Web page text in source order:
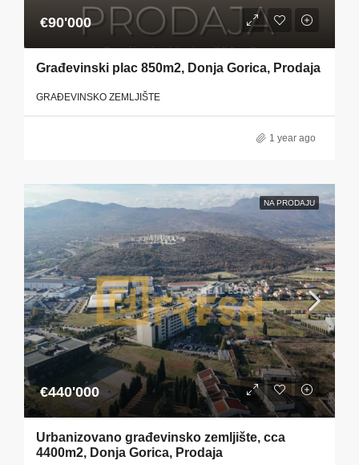
€90'000
Građevinski plac 850m2, Donja Gorica, Prodaja
GRAĐEVINSKO ZEMLJIŠTE
1 year ago
NA PRODAJU
€440'000
Urbanizovano građevinsko zemljište, cca
4400m2, Donja Gorica, Prodaja